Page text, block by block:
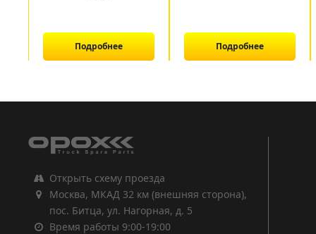
Подробнее Подробнее
Открыть схему проезда
Москва, МКАД 32 км (внешняя сторона),
пос. Битца, ул. Нагорная, д. 5
Время работы 9:00-19:00